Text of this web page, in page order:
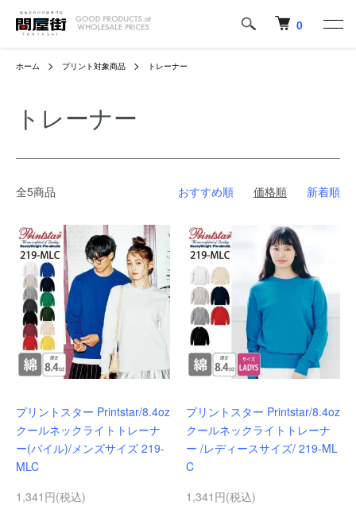
0
ホーム プリント対象商品 トレーナー
トレーナー
全5商品 おすすめ順 価格順 新着順
プリントスター Printstar/8.4oz
クールネックライトトレーナ
ー(パイル)/メンズサイズ 219-
MLC
1,341円(税込)
プリントスター Printstar/8.4oz
クールネックライトトレーナ
ー /レディースサイズ/ 219-ML
C
1,341円(税込)